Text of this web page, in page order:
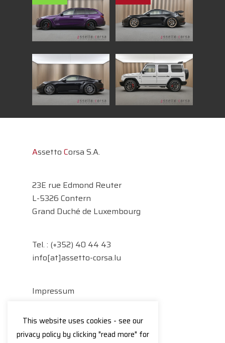
Assetto Corsa S.A.
23E rue Edmond Reuter
L-5326 Contern
Grand Duché de Luxembourg
Tel. : (+352) 40 44 43
info[at]assetto-corsa.lu
Impressum
FacebookInstagram
This website uses cookies - see our
privacy policy by clicking "read more" for